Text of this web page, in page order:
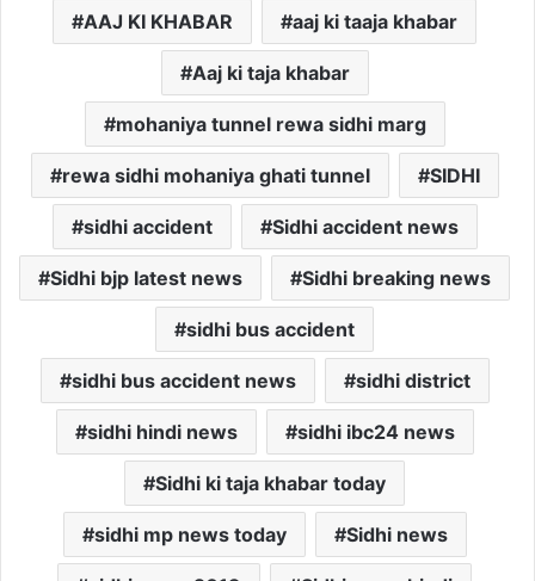
AAJ KI KHABAR aaj ki taaja khabar
Aaj ki taja khabar
mohaniya tunnel rewa sidhi marg
rewa sidhi mohaniya ghati tunnel SIDHI
sidhi accident Sidhi accident news
Sidhi bjp latest news Sidhi breaking news
sidhi bus accident
sidhi bus accident news sidhi district
sidhi hindi news sidhi ibc24 news
Sidhi ki taja khabar today
sidhi mp news today Sidhi news